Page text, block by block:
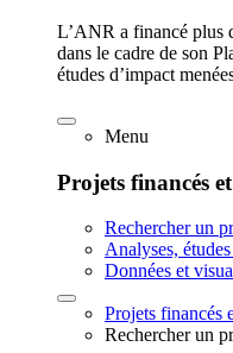
L’ANR a financé plus
dans le cadre de son
études d’impact
Menu
Projets financés
Rechercher un
Analyses,
Données et
Projets financés
Rechercher un